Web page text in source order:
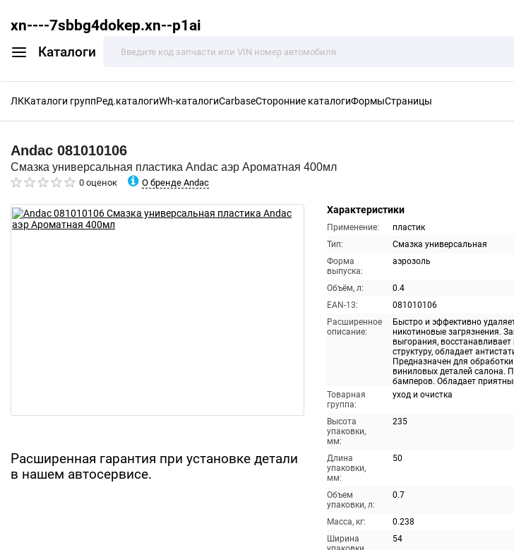
xn----7sbbg4dokep.xn--p1ai
Каталоги
ЛККаталоги группРед.каталогиWh-каталогиCarbaseСторонние каталогиФормыСтраницы
Andac 081010106
Смазка универсальная пластика Andac аэр Ароматная 400мл
0 оценок О бренде Andac
Расширенная гарантия при установке детали
в нашем автосервисе.
Характеристики
Применение:
пластик
Тип:
Смазка универсальная
Форма
выпуска:
аэрозоль
Объём, л:
0.4
EAN-13:
081010106
Расширенное
описание:
Быстро и эффективно
никотиновые загрязнения.
выгорания,
структуру, обладает
Предназначен для
виниловых деталей салона.
бамперов. Обладает
Товарная
группа:
уход и очистка
Высота
упаковки,
мм:
235
Длина
упаковки,
мм:
50
Объем
упаковки, л:
0.7
Масса, кг:
0.238
Ширина
54